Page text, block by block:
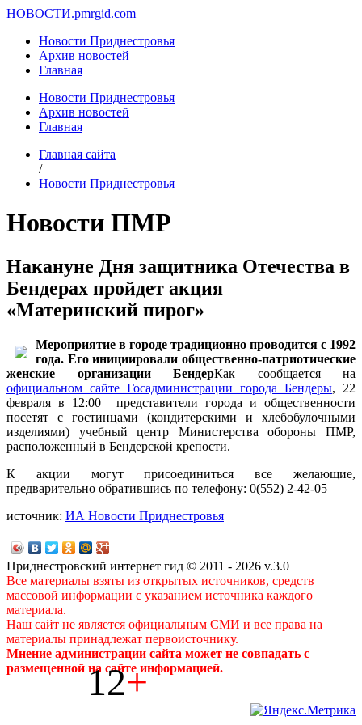
НОВОСТИ.pmrgid.com
Новости Приднестровья
Архив новостей
Главная
Новости Приднестровья
Архив новостей
Главная
Главная сайта
/
Новости Приднестровья
Новости ПМР
Накануне Дня защитника Отечества в
Бендерах пройдет акция
«Материнский пирог»
Мероприятие в городе традиционно проводится с 1992
года. Его инициировали общественно-патриотические
женские организации БендерКак сообщается на
официальном сайте Госадминистрации города Бендеры, 22
февраля в 12:00 представители города и общественности
посетят с гостинцами (кондитерскими и хлебобулочными
изделиями) учебный центр Министерства обороны ПМР,
расположенный в Бендерской крепости.
К акции могут присоединиться все желающие,
предварительно обратившись по телефону: 0(552) 2-42-05
источник: ИА Новости Приднестровья
Приднестровский интернет гид © 2011 - 2026 v.3.0
Все материалы взяты из открытых источников, средств
массовой информации с указанием источника каждого
материала.
Наш сайт не является официальным СМИ и все права на
материалы принадлежат первоисточнику.
Мнение администрации сайта может не совпадать с
размещенной на сайте информацией.
12+